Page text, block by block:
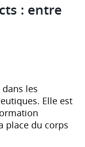
: entre
les
Elle est
place du corps